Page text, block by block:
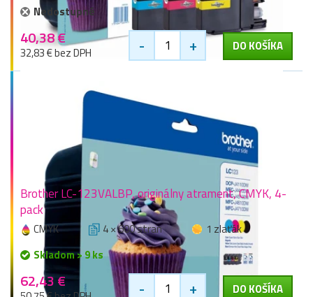
Nedostupné
40,38 €
32,83 € bez DPH - + DO KOŠÍKA
Brother LC-123VALBP, originálny atrament, CMYK, 4-
pack
CMYK 4 × 600 stran
1 zlaťák
Skladom > 9 ks
62,43 € - + DO KOŠÍKA